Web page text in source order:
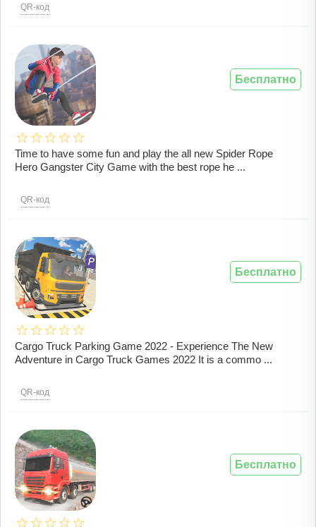
QR-код
Time to have some fun and play the all new Spider Rope
Hero Gangster City Game with the best rope he ...
QR-код
Бесплатно
Cargo Truck Parking Game 2022 - Experience The New
Adventure in Cargo Truck Games 2022 It is a commo ...
QR-код
Бесплатно
Бесплатно